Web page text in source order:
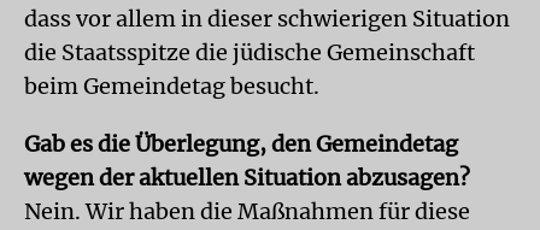
dass vor allem in dieser schwierigen Situation
die Staatsspitze die jüdische Gemeinschaft
beim Gemeindetag besucht.
Gab es die Überlegung, den Gemeindetag
wegen der aktuellen Situation abzusagen?
Nein. Wir haben die Maßnahmen für diese